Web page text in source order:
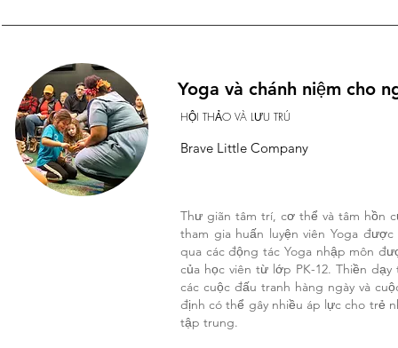
Yoga và chánh niệm cho
HỘI THẢO VÀ LƯU TRÚ
Brave Little Company
Thư giãn tâm trí, cơ thể và tâm hồn
tham gia huấn luyện viên Yoga
qua các động tác Yoga nhập môn
của học viên từ lớp PK-12. Thiền
các cuộc đấu tranh hàng ngày và
định có thể gây nhiều áp lực cho trẻ
tập trung.